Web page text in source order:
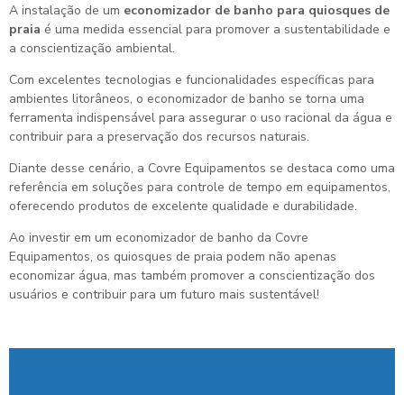
A instalação de um economizador de banho para quiosques de
praia é uma medida essencial para promover a sustentabilidade e
a conscientização ambiental.
Com excelentes tecnologias e funcionalidades específicas para
ambientes litorâneos, o economizador de banho se torna uma
ferramenta indispensável para assegurar o uso racional da água e
contribuir para a preservação dos recursos naturais.
Diante desse cenário, a Covre Equipamentos se destaca como uma
referência em soluções para controle de tempo em equipamentos,
oferecendo produtos de excelente qualidade e durabilidade.
Ao investir em um economizador de banho da Covre
Equipamentos, os quiosques de praia podem não apenas
economizar água, mas também promover a conscientização dos
usuários e contribuir para um futuro mais sustentável!